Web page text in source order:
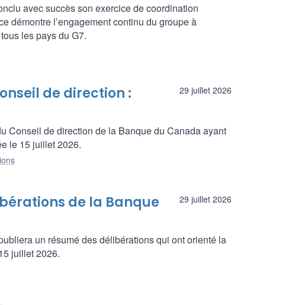
avec succès son exercice de coordination
démontre l’engagement continu du groupe à
les pays du G7.
29 juillet 2026
de direction :
Conseil de direction de la Banque du Canada ayant
le 15 juillet 2026.
29 juillet 2026
de la Banque
un résumé des délibérations qui ont orienté la
juillet 2026.